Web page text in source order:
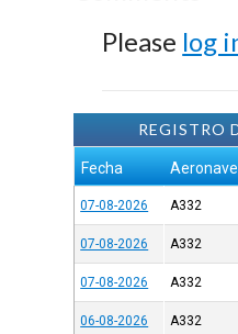
Please log
REGISTRO
Fecha Aeronave
07-08-2026 A332
07-08-2026 A332
07-08-2026 A332
06-08-2026 A332